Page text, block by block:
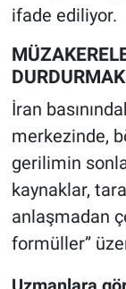
ifade ediliyor.
İran
merkezinde,
gerilimin
kaynaklar,
anlaşmadan
formüller”